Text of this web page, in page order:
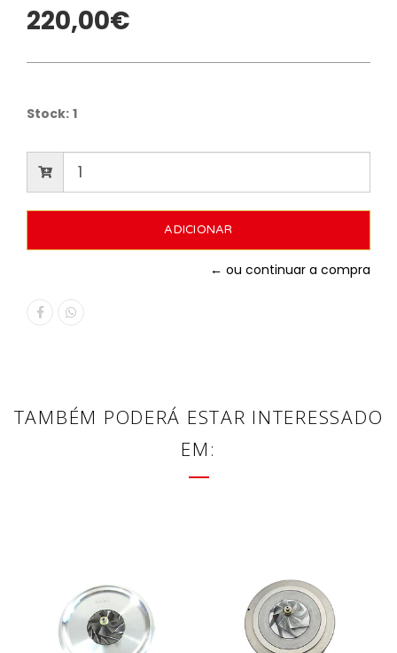
220,00€
Stock: 1
← ou continuar a compra
TAMBÉM PODERÁ ESTAR INTERESSADO
EM: